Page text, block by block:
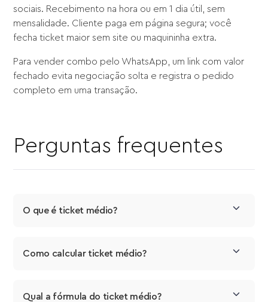
sociais. Recebimento na hora ou em 1 dia útil, sem
mensalidade. Cliente paga em página segura; você
fecha ticket maior sem site ou maquininha extra.
Para vender combo pelo WhatsApp, um link com valor
fechado evita negociação solta e registra o pedido
completo em uma transação.
Perguntas frequentes
O que é ticket médio?
Como calcular ticket médio?
Qual a fórmula do ticket médio?